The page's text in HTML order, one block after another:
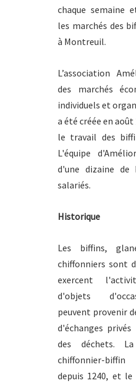
chaque semaine
les marchés des
à Montreuil.
L’association
des marchés
individuels et
a été créée en
le travail des
L'équipe
d'une dizaine de
salariés.
Historique
Les biffins,
chiffonniers sont
exercent
d'objets
peuvent provenir
d'échanges
des déchets.
chiffonnier-
depuis 1240, et